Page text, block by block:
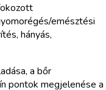
emésztési
hányás,
a bőr
pontok megjelenése a